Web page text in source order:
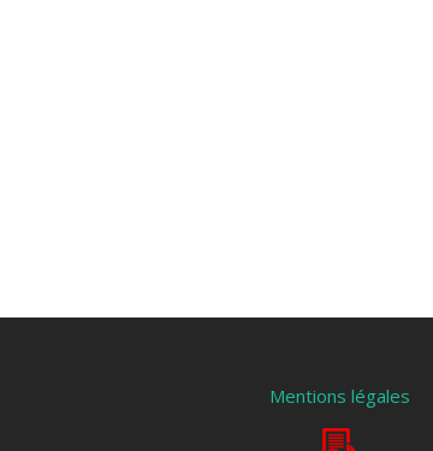
Mentions légales